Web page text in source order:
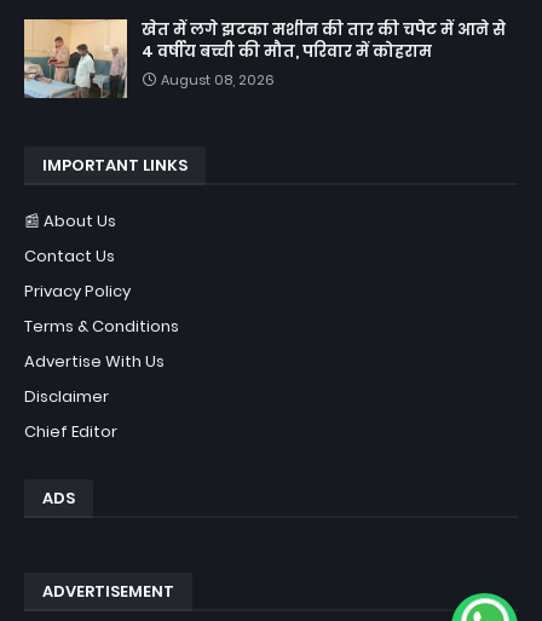
खेत में लगे झटका मशीन की तार की चपेट में आने से
4 वर्षीय बच्ची की मौत, परिवार में कोहराम
August 08, 2026
IMPORTANT LINKS
📰 About Us
Contact Us
Privacy Policy
Terms & Conditions
Advertise With Us
Disclaimer
Chief Editor
ADS
ADVERTISEMENT